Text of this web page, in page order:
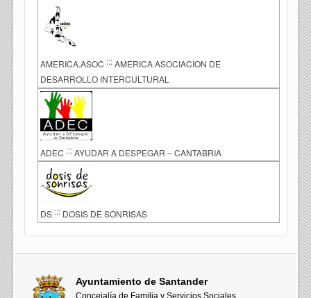
AMERICA.ASOC ::: AMERICA ASOCIACION DE
DESARROLLO INTERCULTURAL
ADEC ::: AYUDAR A DESPEGAR – CANTABRIA
DS ::: DOSIS DE SONRISAS
Ayuntamiento de Santander
Concejalía de Familia y Servicios Sociales